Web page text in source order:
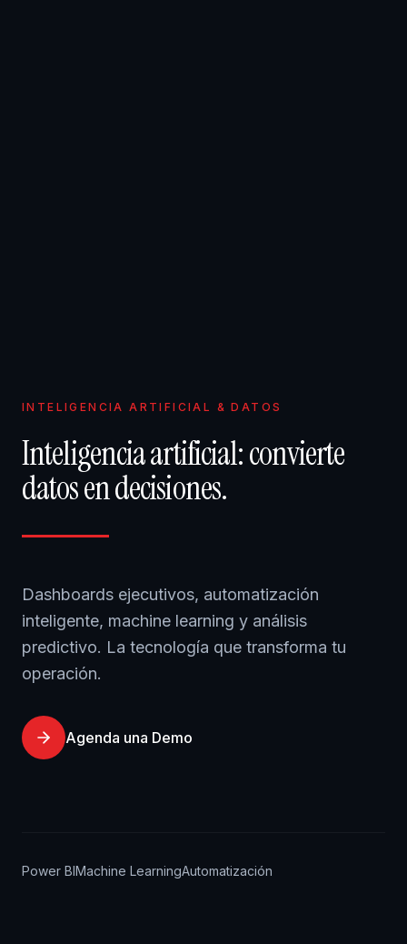
INTELIGENCIA ARTIFICIAL & DATOS
Inteligencia artificial: convierte
datos en decisiones.
Dashboards ejecutivos, automatización
inteligente, machine learning y análisis
predictivo. La tecnología que transforma tu
operación.
Agenda una Demo
Power BIMachine LearningAutomatización